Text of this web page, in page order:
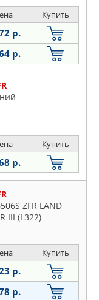
Купить
р.
р.
Купить
р.
ZFR LAND
III (L322)
Купить
р.
р.